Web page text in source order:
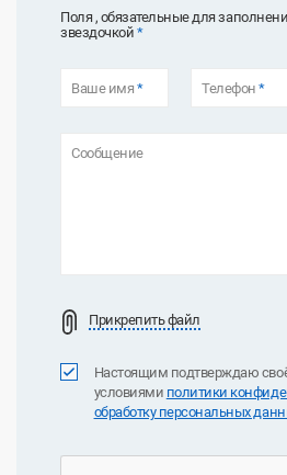
Поля , обязательные для
звездочкой *
Ваше имя * Телефон*
Сообщение
Прикрепить файл
Настоящим подтверждаю
условиями политики
обработку персональных